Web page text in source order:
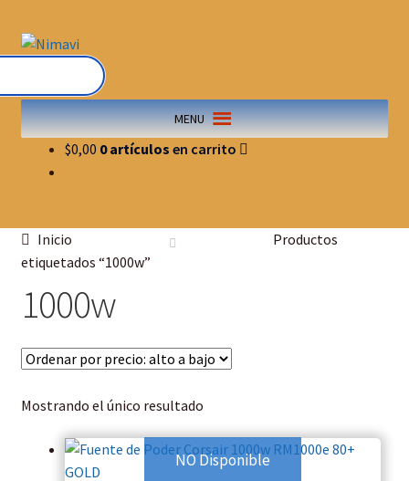
MENU
$0,00 0 artículos
Inicio
Productos
etiquetados “1000w”
1000w
Mostrando el único resultado
NO Disponible